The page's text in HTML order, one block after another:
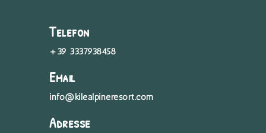
Telefon
+39 3337938458
Email
info@kilealpineresort.com
Adresse